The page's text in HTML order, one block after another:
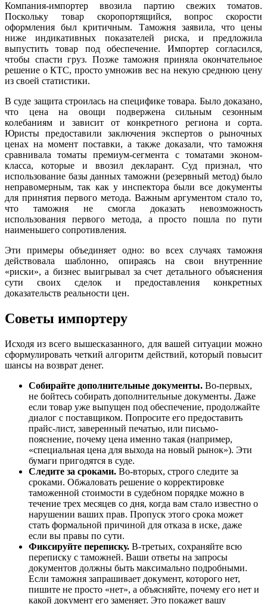
Компания-импортер ввозила партию свежих томатов.
Поскольку товар скоропортящийся, вопрос скорости
оформления был критичным. Таможня заявила, что цены
ниже индикативных показателей риска, и предложила
выпустить товар под обеспечение. Импортер согласился,
чтобы спасти груз. Позже таможня приняла окончательное
решение о КТС, просто умножив вес на некую среднюю цену
из своей статистики.
В суде защита строилась на специфике товара. Было доказано,
что цена на овощи подвержена сильным сезонным
колебаниям и зависит от конкретного региона и сорта.
Юристы предоставили заключения экспертов о рыночных
ценах на момент поставки, а также доказали, что таможня
сравнивала томаты премиум-сегмента с томатами эконом-
класса, которые и ввозил декларант. Суд признал, что
использование базы данных таможни (резервный метод) было
неправомерным, так как у инспектора были все документы
для принятия первого метода. Важным аргументом стало то,
что таможня не смогла доказать невозможность
использования первого метода, а просто пошла по пути
наименьшего сопротивления.
Эти примеры объединяет одно: во всех случаях таможня
действовала шаблонно, опираясь на свои внутренние
«риски», а бизнес выигрывал за счет детального объяснения
сути своих сделок и предоставления конкретных
доказательств реальности цен.
Советы импортеру
Исходя из всего вышесказанного, для вашей ситуации можно
сформулировать четкий алгоритм действий, который повысит
шансы на возврат денег.
Собирайте дополнительные документы. Во-первых,
не бойтесь собирать дополнительные документы. Даже
если товар уже выпущен под обеспечение, продолжайте
диалог с поставщиком. Попросите его предоставить
прайс-лист, заверенный печатью, или письмо-
пояснение, почему цена именно такая (например,
«специальная цена для выхода на новый рынок»). Эти
бумаги пригодятся в суде.
Следите за сроками. Во-вторых, строго следите за
сроками. Обжаловать решение о корректировке
таможенной стоимости в судебном порядке можно в
течение трех месяцев со дня, когда вам стало известно о
нарушении ваших прав. Пропуск этого срока может
стать формальной причиной для отказа в иске, даже
если вы правы по сути.
Фиксируйте переписку. В-третьих, сохраняйте всю
переписку с таможней. Ваши ответы на запросы
документов должны быть максимально подробными.
Если таможня запрашивает документ, которого нет,
пишите не просто «нет», а объясняйте, почему его нет и
какой документ его заменяет. Это покажет вашу